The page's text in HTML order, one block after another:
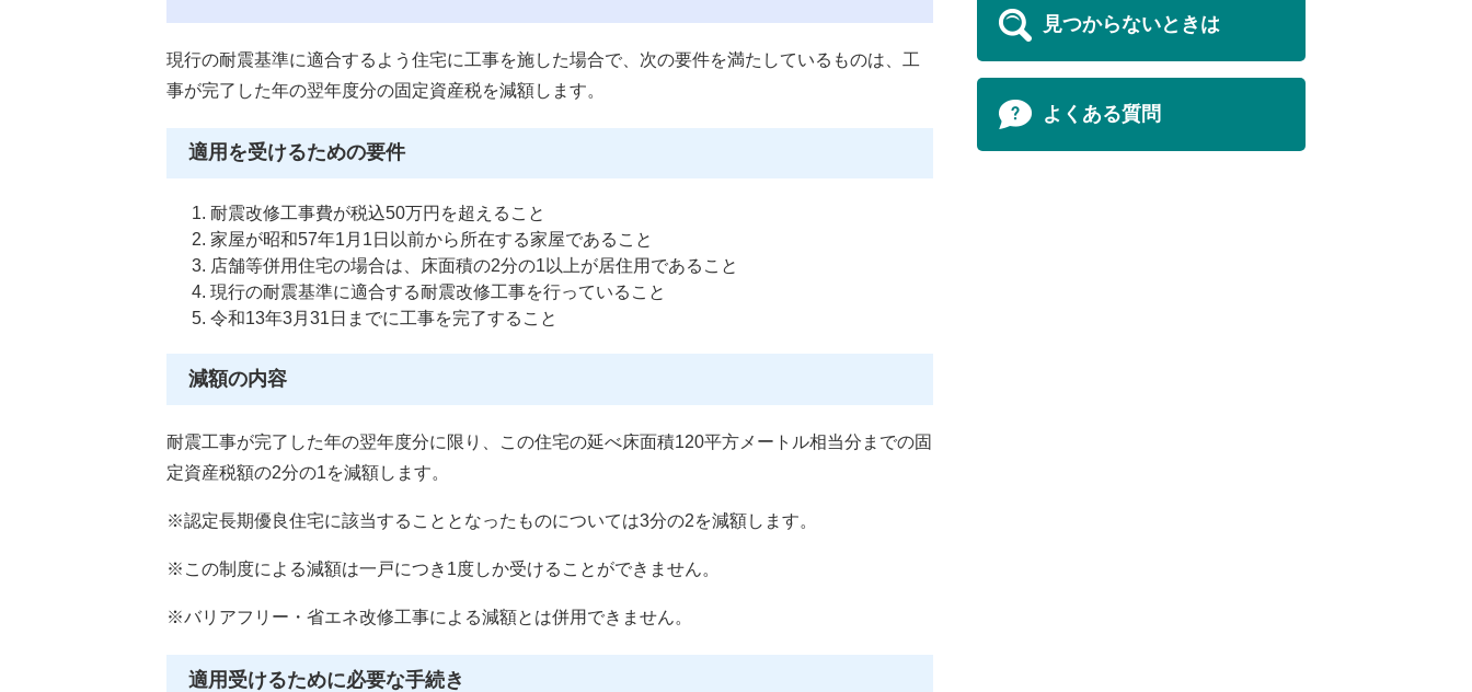
現行の耐震基準に適合するよう住宅に工事を施した場合で、次の要件を満たしているものは、工
事が完了した年の翌年度分の固定資産税を減額します。
適用を受けるための要件
耐震改修工事費が税込50万円を超えること
家屋が昭和57年1月1日以前から所在する家屋であること
店舗等併用住宅の場合は、床面積の2分の1以上が居住用であること
現行の耐震基準に適合する耐震改修工事を行っていること
令和13年3月31日までに工事を完了すること
減額の内容
耐震工事が完了した年の翌年度分に限り、この住宅の延べ床面積120平方メートル相当分までの固
定資産税額の2分の1を減額します。
※認定長期優良住宅に該当することとなったものについては3分の2を減額します。
※この制度による減額は一戸につき1度しか受けることができません。
※バリアフリー・省エネ改修工事による減額とは併用できません。
適用受けるために必要な手続き
見つからないときは
よくある質問